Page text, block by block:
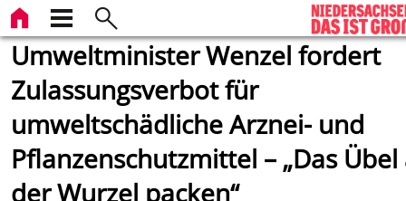
Umweltminister Wenzel fordert
Zulassungsverbot für
umweltschädliche Arznei- und
Pflanzenschutzmittel – „Das Übel
der Wurzel packen“